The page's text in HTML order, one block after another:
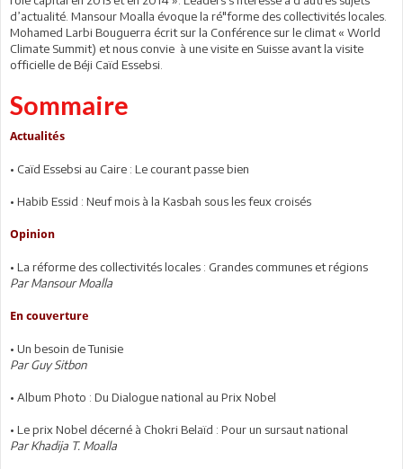
d’actualité. Mansour Moalla évoque la ré"forme des collectivités locales.
Mohamed Larbi Bouguerra écrit sur la Conférence sur le climat « World
Climate Summit) et nous convie à une visite en Suisse avant la visite
officielle de Béji Caïd Essebsi.
Sommaire
Actualités
• Caïd Essebsi au Caire : Le courant passe bien
• Habib Essid : Neuf mois à la Kasbah sous les feux croisés
Opinion
• La réforme des collectivités locales : Grandes communes et régions
Par Mansour Moalla
En couverture
• Un besoin de Tunisie
Par Guy Sitbon
• Album Photo : Du Dialogue national au Prix Nobel
• Le prix Nobel décerné à Chokri Belaïd : Pour un sursaut national
Par Khadija T. Moalla